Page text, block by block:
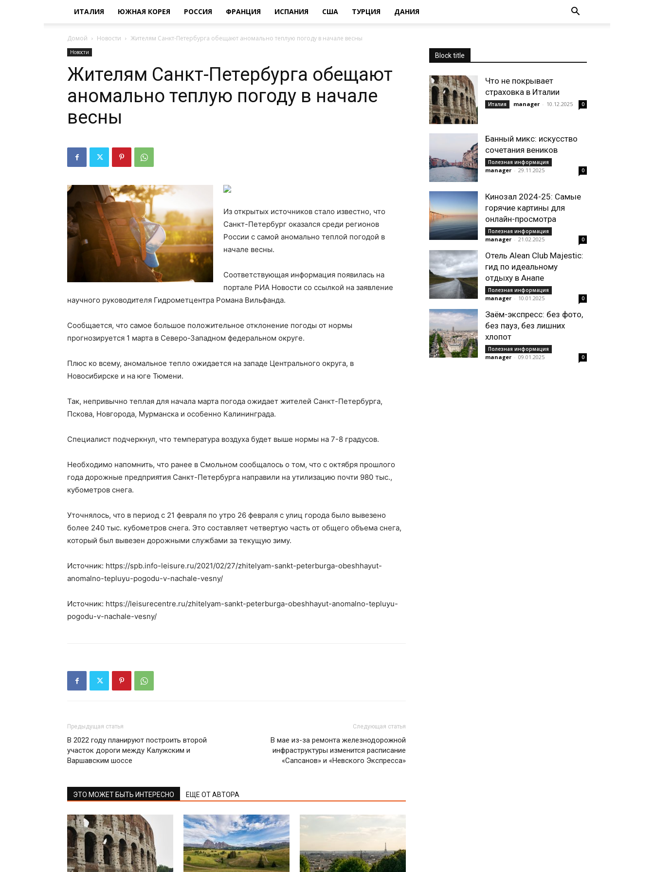
ИТАЛИЯ ЮЖНАЯ КОРЕЯ РОССИЯ ФРАНЦИЯ ИСПАНИЯ США ТУРЦИЯ ДАНИЯ
Домой Новости Жителям Санкт-Петербурга обещают аномально теплую погоду в начале весны
Новости
Жителям Санкт-Петербурга обещают
аномально теплую погоду в начале
весны
Из открытых источников стало известно, что
Санкт-Петербург оказался среди регионов
России с самой аномально теплой погодой в
начале весны.
Соответствующая информация появилась на
портале РИА Новости со ссылкой на заявление
научного руководителя Гидрометцентра Романа Вильфанда.
Сообщается, что самое большое положительное отклонение погоды от нормы
прогнозируется 1 марта в Северо-Западном федеральном округе.
Плюс ко всему, аномальное тепло ожидается на западе Центрального округа, в
Новосибирске и на юге Тюмени.
Так, непривычно теплая для начала марта погода ожидает жителей Санкт-Петербурга,
Пскова, Новгорода, Мурманска и особенно Калининграда.
Специалист подчеркнул, что температура воздуха будет выше нормы на 7-8 градусов.
Необходимо напомнить, что ранее в Смольном сообщалось о том, что с октября прошлого
года дорожные предприятия Санкт-Петербурга направили на утилизацию почти 980 тыс.,
кубометров снега.
Уточнялось, что в период с 21 февраля по утро 26 февраля с улиц города было вывезено
более 240 тыс. кубометров снега. Это составляет четвертую часть от общего объема снега,
который был вывезен дорожными службами за текущую зиму.
Источник: https://spb.info-leisure.ru/2021/02/27/zhitelyam-sankt-peterburga-obeshhayut-
anomalno-tepluyu-pogodu-v-nachale-vesny/
Источник: https://leisurecentre.ru/zhitelyam-sankt-peterburga-obeshhayut-anomalno-tepluyu-
pogodu-v-nachale-vesny/
Предыдущая статья
В 2022 году планируют построить второй
участок дороги между Калужским и
Варшавским шоссе
Следующая статья
В мае из-за ремонта железнодорожной
инфраструктуры изменится расписание
«Сапсанов» и «Невского Экспресса»
ЭТО МОЖЕТ БЫТЬ ИНТЕРЕСНО ЕЩЕ ОТ АВТОРА
Block title
Что не покрывает
страховка в Италии
Италия manager - 10.12.2025 0
Банный микс: искусство
сочетания веников
Полезная информация
manager - 29.11.2025 0
Кинозал 2024-25: Самые
горячие картины для
онлайн-просмотра
Полезная информация
manager - 21.02.2025 0
Отель Alean Club Majestic:
гид по идеальному
отдыху в Анапе
Полезная информация
manager - 10.01.2025 0
Заём-экспресс: без фото,
без пауз, без лишних
хлопот
Полезная информация
manager - 09.01.2025 0